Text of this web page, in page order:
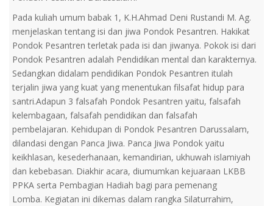
Pada kuliah umum babak 1, K.H.Ahmad Deni Rustandi M. Ag.
menjelaskan tentang isi dan jiwa Pondok Pesantren. Hakikat
Pondok Pesantren terletak pada isi dan jiwanya. Pokok isi dari
Pondok Pesantren adalah Pendidikan mental dan karakternya.
Sedangkan didalam pendidikan Pondok Pesantren itulah
terjalin jiwa yang kuat yang menentukan filsafat hidup para
santri.Adapun 3 falsafah Pondok Pesantren yaitu, falsafah
kelembagaan, falsafah pendidikan dan falsafah
pembelajaran. Kehidupan di Pondok Pesantren Darussalam,
dilandasi dengan Panca Jiwa. Panca Jiwa Pondok yaitu
keikhlasan, kesederhanaan, kemandirian, ukhuwah islamiyah
dan kebebasan. Diakhir acara, diumumkan kejuaraan LKBB
PPKA serta Pembagian Hadiah bagi para pemenang
Lomba. Kegiatan ini dikemas dalam rangka Silaturrahim,